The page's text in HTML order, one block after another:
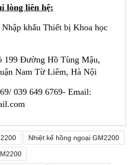
lòng liên hệ:
khẩu Thiết bị Khoa học
199 Đường Hồ Tùng Mậu,
Nam Từ Liêm, Hà Nội
039 649 6769- Email:
Nhiệt kế hồng ngoại GM2200